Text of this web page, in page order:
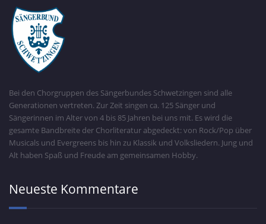
Bei den Chorgruppen des Sängerbundes Schwetzingen sind alle
Generationen vertreten. Zur Zeit singen ca. 125 Sänger und
Sängerinnen im Alter von 4 bis 85 Jahren bei uns mit. Es wird die
gesamte Bandbreite der Chorliteratur abgedeckt: von Rock/Pop über
Musicals und Evergreens bis hin zu Klassik und Volksliedern. Jung und
Alt haben Spaß und Freude am gemeinsamen Hobby.
Neueste Kommentare